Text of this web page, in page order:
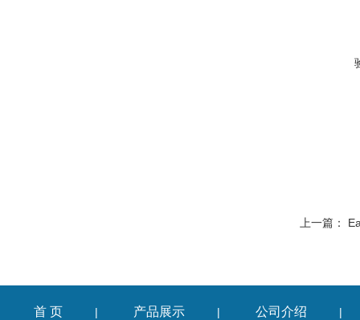
上一篇：
首 页 | 产品展示 | 公司介绍 |